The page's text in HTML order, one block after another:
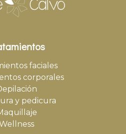
faciales
corporales
y pedicura